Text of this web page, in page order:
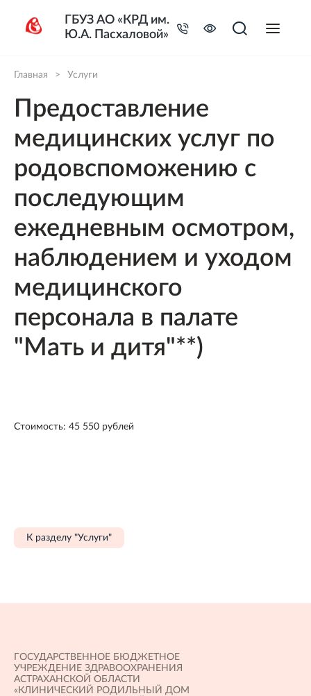
Главная > Услуги
Предоставление
медицинских услуг по
родовспоможению с
последующим
ежедневным осмотром,
наблюдением и уходом
медицинского
персонала в палате
"Мать и дитя"**)
Стоимость: 45 550 рублей
К разделу "Услуги"
ГБУЗ АО «КРД им.
Ю.А. Пасхаловой»
ГОСУДАРСТВЕННОЕ БЮДЖЕТНОЕ
УЧРЕЖДЕНИЕ ЗДРАВООХРАНЕНИЯ
АСТРАХАНСКОЙ ОБЛАСТИ
«КЛИНИЧЕСКИЙ РОДИЛЬНЫЙ ДОМ